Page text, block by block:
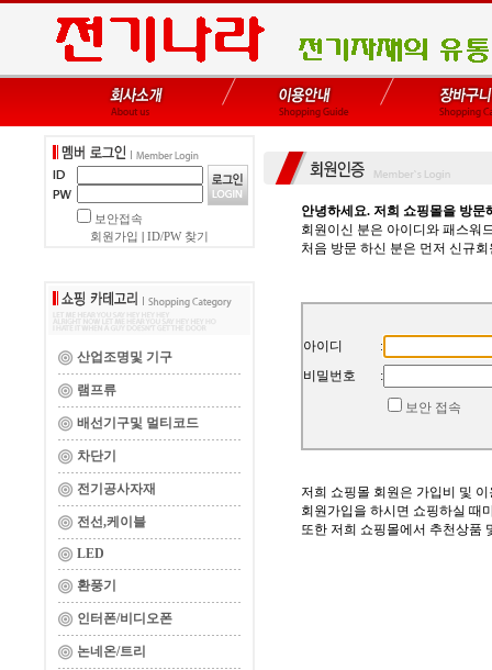
보안접속
회원가입
ID/PW 찾기
산업조명및 기구
램프류
배선기구및 멀티코드
차단기
전기공사자재
전선,케이블
LED
환풍기
인터폰/비디오폰
논네온/트리
안녕하세요. 저희 쇼핑몰을 방
회원이신 분은 아이디와 패스워
처음 방문 하신 분은 먼저 신규
아이디
:
비밀번호
:
보안 접속
저희 쇼핑몰 회원은 가입비 및
회원가입을 하시면 쇼핑하실 때
또한 저희 쇼핑몰에서 추천상품